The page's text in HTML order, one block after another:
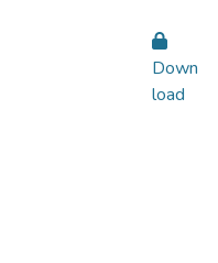
Down
load